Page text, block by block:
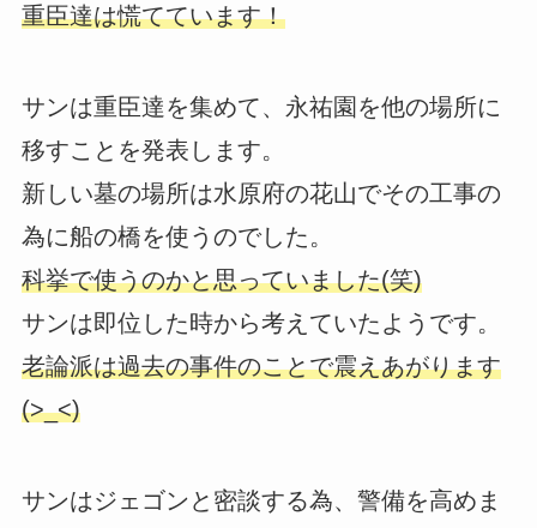
重臣達は慌てています！
サンは重臣達を集めて、永祐園を他の場所に
移すことを発表します。
新しい墓の場所は水原府の花山でその工事の
為に船の橋を使うのでした。
科挙で使うのかと思っていました(笑)
サンは即位した時から考えていたようです。
老論派は過去の事件のことで震えあがります
(>_<)
サンはジェゴンと密談する為、警備を高めま